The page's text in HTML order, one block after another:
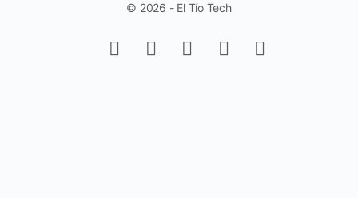
© 2026 - El Tío Tech